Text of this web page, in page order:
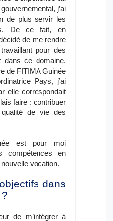
j’ai
de plus servir les
De ce fait, en
de me rendre
pour des
dans ce domaine.
de FITIMA Guinée
Pays, j’ai
elle correspondait
faire : contribuer
qualité de vie des
est pour moi
compétences en
vocation.
dans
de m’intégrer à